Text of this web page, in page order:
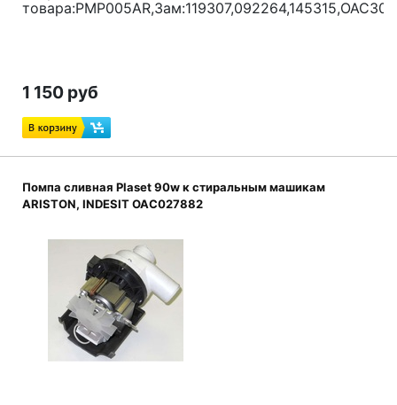
1 150 руб
Помпа сливная Plaset 90w к стиральным машикам
ARISTON, INDESIT OAC027882